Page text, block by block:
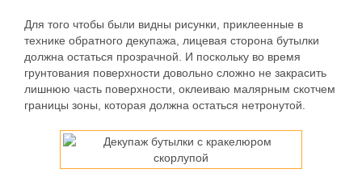
Для того чтобы были видны рисунки, приклеенные в
технике обратного декупажа, лицевая сторона бутылки
должна остаться прозрачной. И поскольку во время
грунтования поверхности довольно сложно не закрасить
лишнюю часть поверхности, оклеиваю малярным скотчем
границы зоны, которая должна остаться нетронутой.